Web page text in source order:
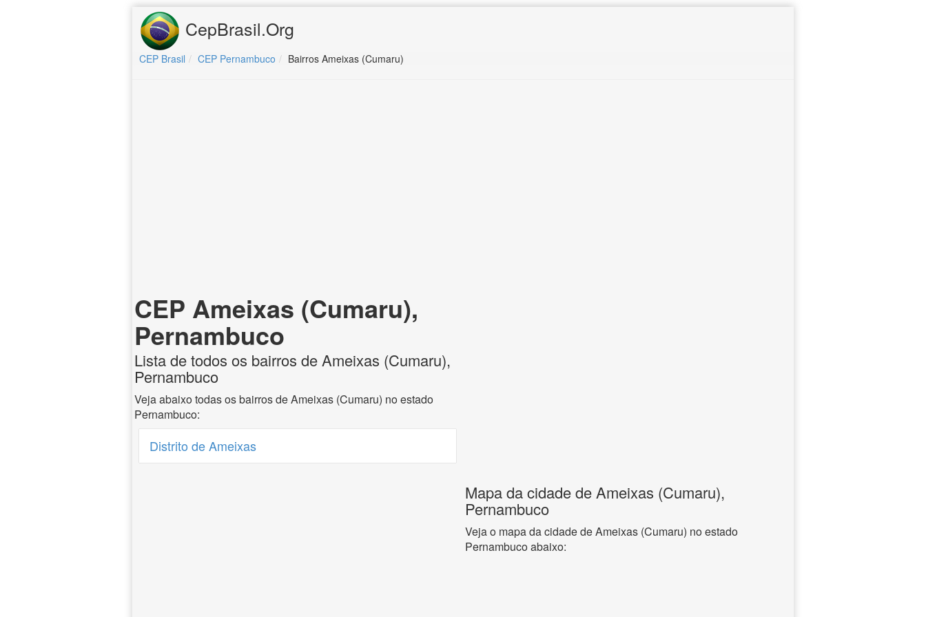
CepBrasil.Org
CEP Brasil CEP Pernambuco Bairros Ameixas (Cumaru)
CEP Ameixas (Cumaru),
Pernambuco
Lista de todos os bairros de Ameixas (Cumaru),
Pernambuco
Veja abaixo todas os bairros de Ameixas (Cumaru) no estado
Pernambuco:
Distrito de Ameixas
Mapa da cidade de Ameixas (Cumaru),
Pernambuco
Veja o mapa da cidade de Ameixas (Cumaru) no estado
Pernambuco abaixo: